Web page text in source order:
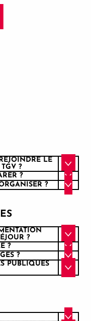
LE
?
?
?
?
?
?
PUBLIQUES